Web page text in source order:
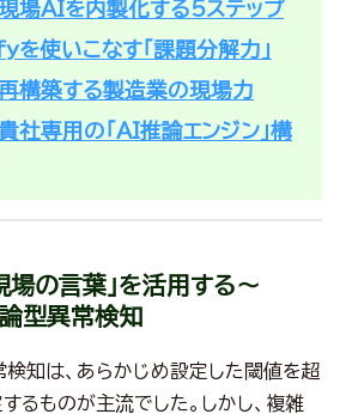
場AIを内製化する5ステップ
を使いこなす「課題分解力」
構築する製造業の現場力
専用の「AI推論エンジン」構
場の言葉」を活用する～
型異常検知
知は、あらかじめ設定した閾値を超
るものが主流でした。しかし、複雑